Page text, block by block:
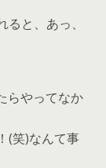
と、あっ、
らやってなか
(笑)なんて事